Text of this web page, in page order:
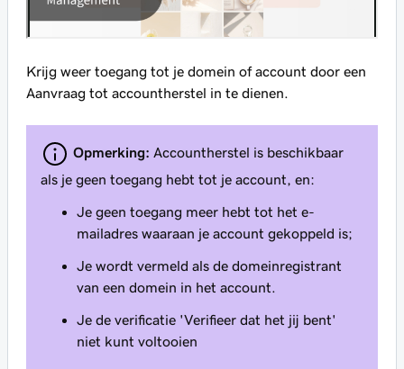
Krijg weer toegang tot je domein of account door een
Aanvraag tot accountherstel in te dienen.
Opmerking: Accountherstel is beschikbaar
als je geen toegang hebt tot je account, en:
Je geen toegang meer hebt tot het e-
mailadres waaraan je account gekoppeld is;
Je wordt vermeld als de domeinregistrant
van een domein in het account.
Je de verificatie 'Verifieer dat het jij bent'
niet kunt voltooien